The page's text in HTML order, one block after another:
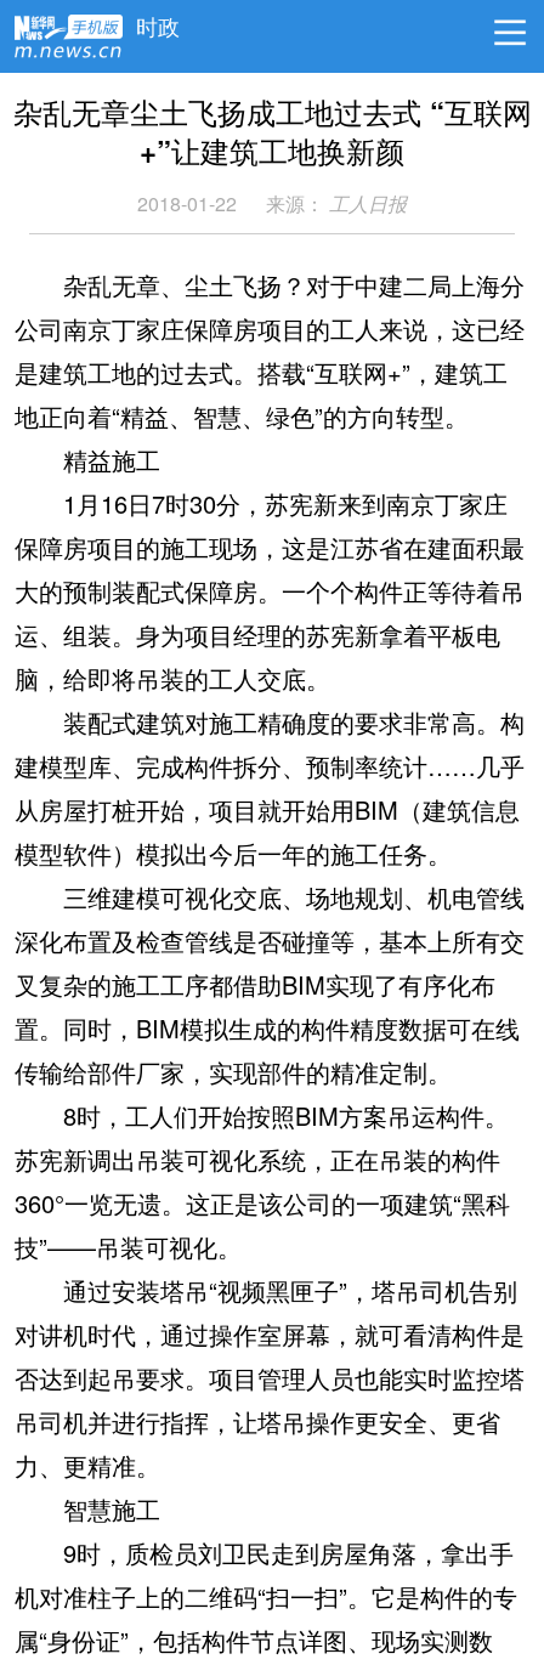
时政
杂乱无章尘土飞扬成工地过去式 “互联网
+”让建筑工地换新颜
2018-01-22 来源： 工人日报
杂乱无章、尘土飞扬？对于中建二局上海分
公司南京丁家庄保障房项目的工人来说，这已经
是建筑工地的过去式。搭载“互联网+”，建筑工
地正向着“精益、智慧、绿色”的方向转型。
精益施工
1月16日7时30分，苏宪新来到南京丁家庄
保障房项目的施工现场，这是江苏省在建面积最
大的预制装配式保障房。一个个构件正等待着吊
运、组装。身为项目经理的苏宪新拿着平板电
脑，给即将吊装的工人交底。
装配式建筑对施工精确度的要求非常高。构
建模型库、完成构件拆分、预制率统计……几乎
从房屋打桩开始，项目就开始用BIM（建筑信息
模型软件）模拟出今后一年的施工任务。
三维建模可视化交底、场地规划、机电管线
深化布置及检查管线是否碰撞等，基本上所有交
叉复杂的施工工序都借助BIM实现了有序化布
置。同时，BIM模拟生成的构件精度数据可在线
传输给部件厂家，实现部件的精准定制。
8时，工人们开始按照BIM方案吊运构件。
苏宪新调出吊装可视化系统，正在吊装的构件
360°一览无遗。这正是该公司的一项建筑“黑科
技”——吊装可视化。
通过安装塔吊“视频黑匣子”，塔吊司机告别
对讲机时代，通过操作室屏幕，就可看清构件是
否达到起吊要求。项目管理人员也能实时监控塔
吊司机并进行指挥，让塔吊操作更安全、更省
力、更精准。
智慧施工
9时，质检员刘卫民走到房屋角落，拿出手
机对准柱子上的二维码“扫一扫”。它是构件的专
属“身份证”，包括构件节点详图、现场实测数